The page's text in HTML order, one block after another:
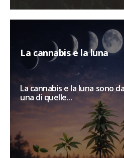
La cannabis e la luna
La cannabis e la luna sono
una di quelle...